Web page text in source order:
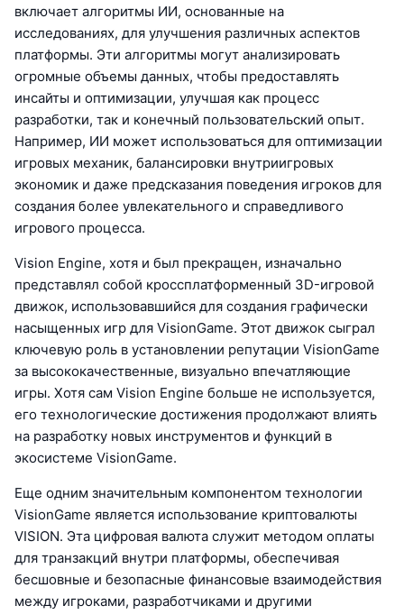
включает алгоритмы ИИ, основанные на
исследованиях, для улучшения различных аспектов
платформы. Эти алгоритмы могут анализировать
огромные объемы данных, чтобы предоставлять
инсайты и оптимизации, улучшая как процесс
разработки, так и конечный пользовательский опыт.
Например, ИИ может использоваться для оптимизации
игровых механик, балансировки внутриигровых
экономик и даже предсказания поведения игроков для
создания более увлекательного и справедливого
игрового процесса.
Vision Engine, хотя и был прекращен, изначально
представлял собой кроссплатформенный 3D-игровой
движок, использовавшийся для создания графически
насыщенных игр для VisionGame. Этот движок сыграл
ключевую роль в установлении репутации VisionGame
за высококачественные, визуально впечатляющие
игры. Хотя сам Vision Engine больше не используется,
его технологические достижения продолжают влиять
на разработку новых инструментов и функций в
экосистеме VisionGame.
Еще одним значительным компонентом технологии
VisionGame является использование криптовалюты
VISION. Эта цифровая валюта служит методом оплаты
для транзакций внутри платформы, обеспечивая
бесшовные и безопасные финансовые взаимодействия
между игроками, разработчиками и другими